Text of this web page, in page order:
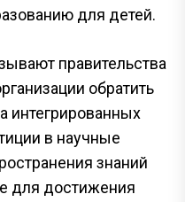
для детей.
правительства
обратить
интегрированных
в научные
знаний
для достижения